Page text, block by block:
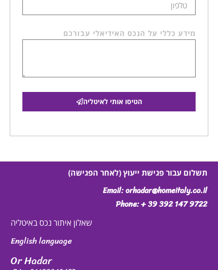
מידע כללי על הנכס האידיאלי עבורכם
הטיסו אותי לאיטליה
תשלום עבור פגישת ייעוץ (לאחר הפגישה)
Email: orhadar@homeitaly.co.il
Phone: + 39 392 147 9722
שאלון איתור נכס באיטליה
English language
Or Hadar